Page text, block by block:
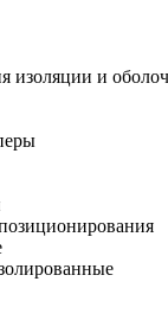
изоляции и